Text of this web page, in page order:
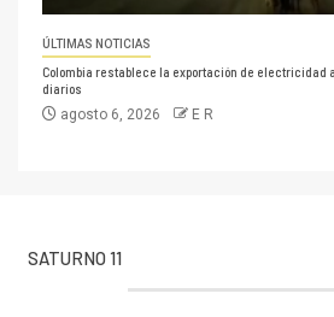
ÚLTIMAS NOTICIAS
Colombia restablece la exportación de electricidad a
diarios
agosto 6, 2026 E R
SATURNO 11